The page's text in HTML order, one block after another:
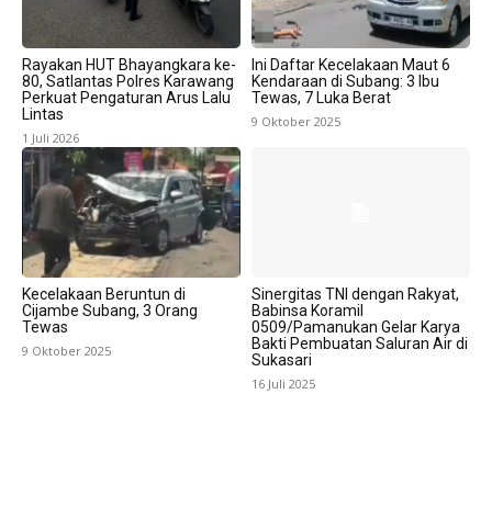
Rayakan HUT Bhayangkara ke-
80, Satlantas Polres Karawang
Perkuat Pengaturan Arus Lalu
Lintas
1 Juli 2026
Ini Daftar Kecelakaan Maut 6
Kendaraan di Subang: 3 Ibu
Tewas, 7 Luka Berat
9 Oktober 2025
Kecelakaan Beruntun di
Cijambe Subang, 3 Orang
Tewas
9 Oktober 2025
Sinergitas TNI dengan Rakyat,
Babinsa Koramil
0509/Pamanukan Gelar Karya
Bakti Pembuatan Saluran Air di
Sukasari
16 Juli 2025